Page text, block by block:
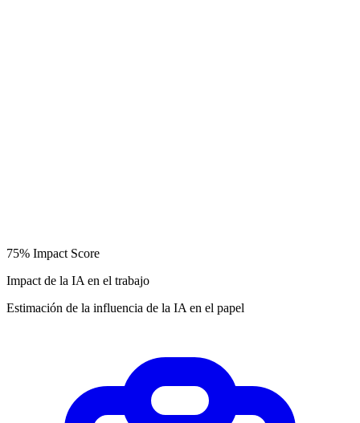
75% Impact Score
Impact de la IA en el trabajo
Estimación de la influencia de la IA en el papel